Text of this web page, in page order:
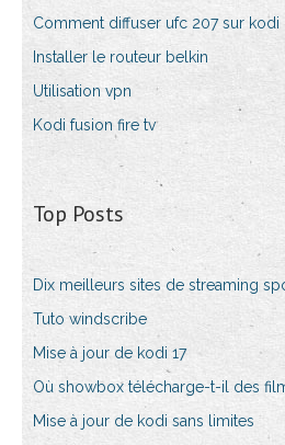
Comment diffuser ufc 207 sur kodi
Installer le routeur belkin
Utilisation vpn
Kodi fusion fire tv
Top Posts
Dix meilleurs sites de streaming
Tuto windscribe
Mise à jour de kodi 17
Où showbox télécharge-t-il des
Mise à jour de kodi sans limites